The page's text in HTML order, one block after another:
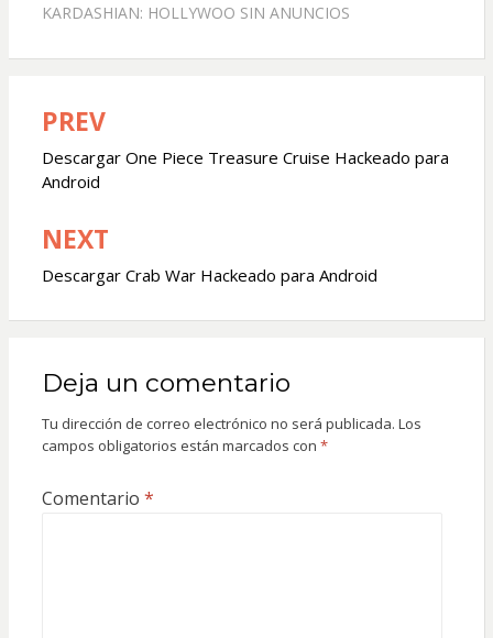
KARDASHIAN: HOLLYWOO SIN ANUNCIOS
Navegación
de
entradas
PREV
Descargar One Piece Treasure Cruise Hackeado para
Android
NEXT
Descargar Crab War Hackeado para Android
Deja un comentario
Tu dirección de correo electrónico no será publicada. Los
campos obligatorios están marcados con *
Comentario *